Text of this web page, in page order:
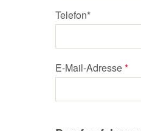
Telefon*
E-Mail-Adresse*